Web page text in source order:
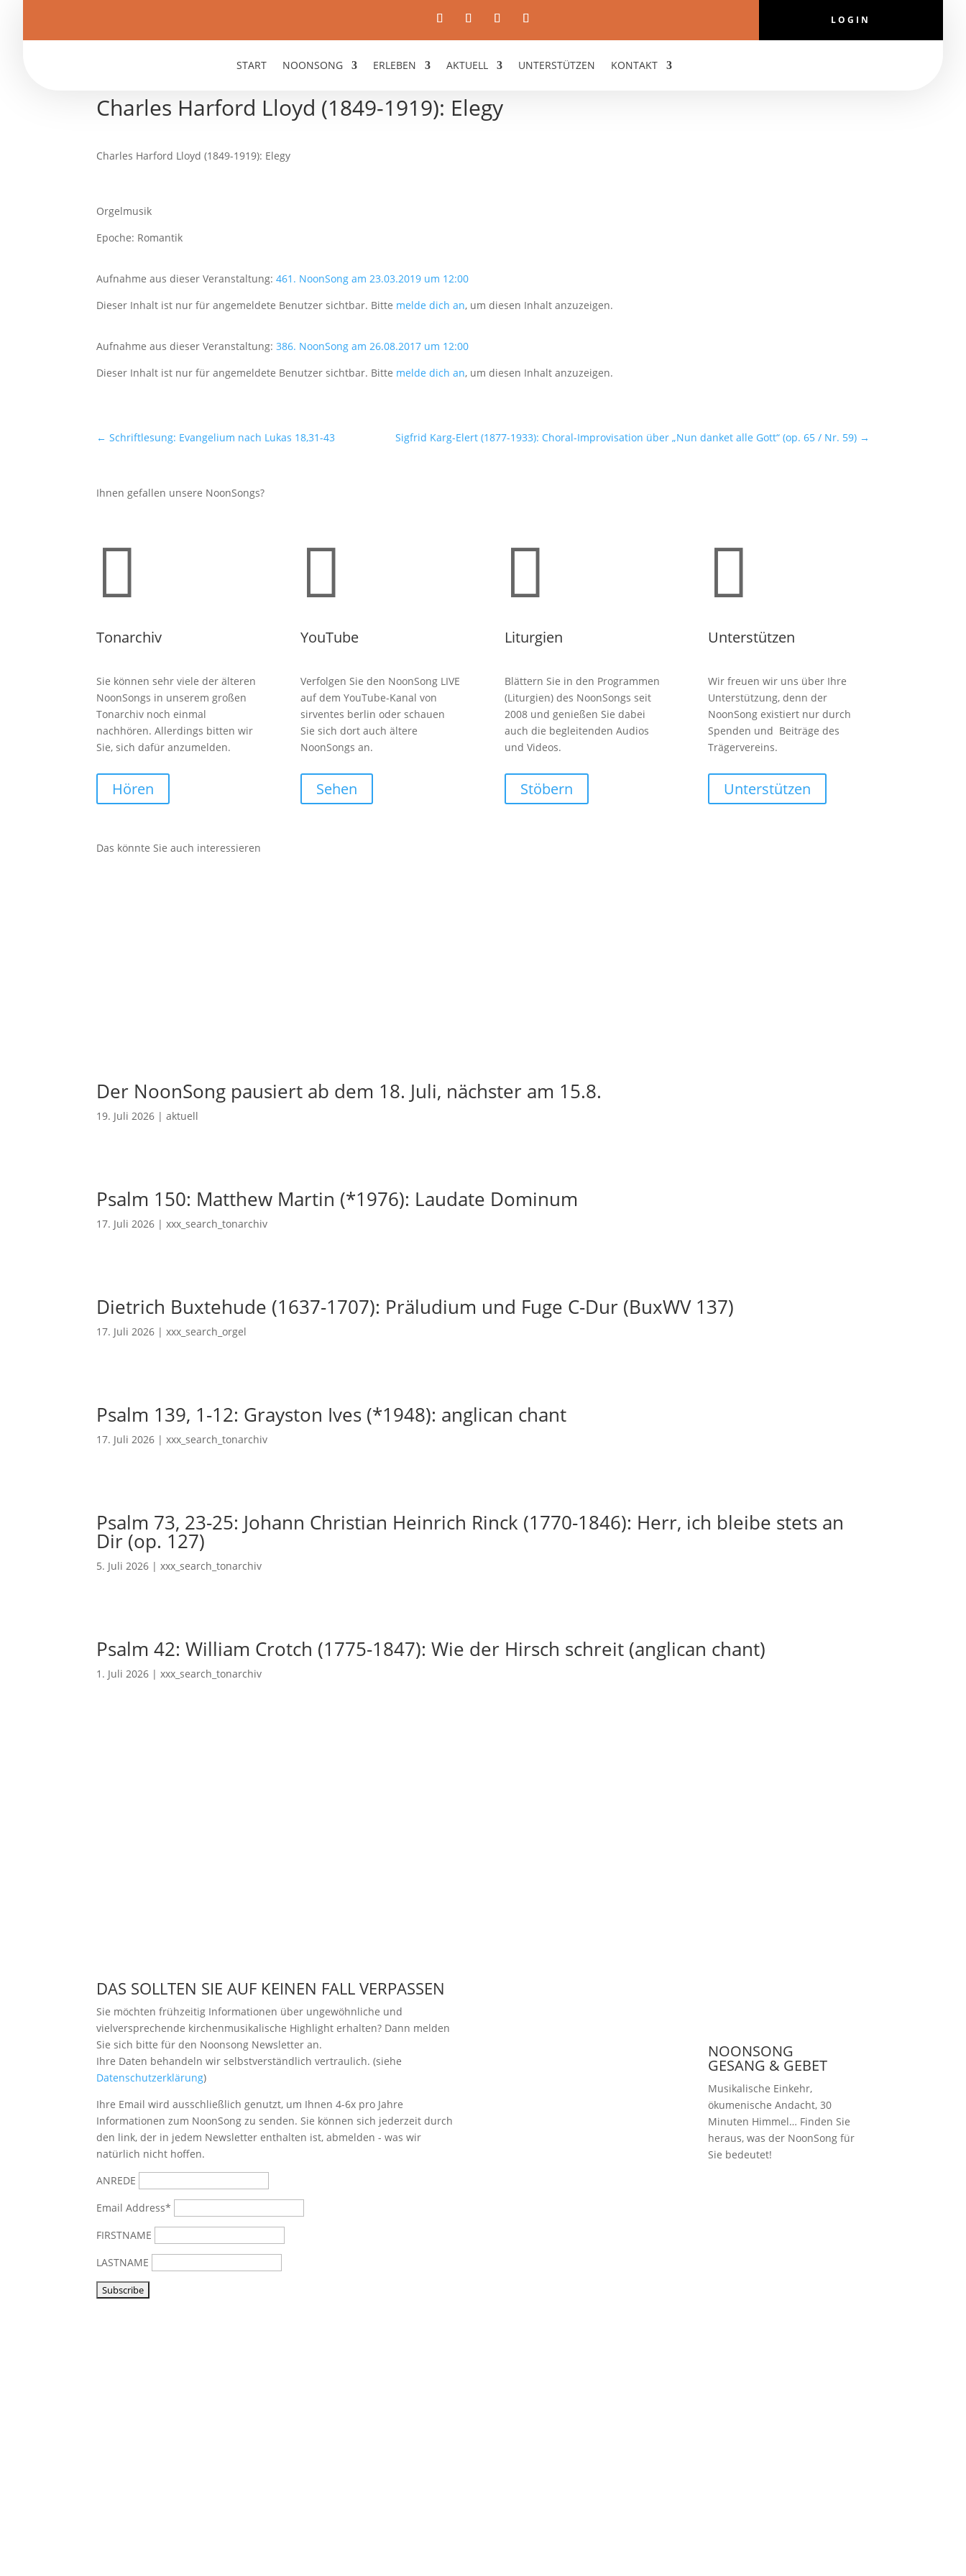
LOGIN
START NOONSONG ERLEBEN AKTUELL UNTERSTÜTZEN KONTAKT
Charles Harford Lloyd (1849-1919): Elegy
Charles Harford Lloyd (1849-1919): Elegy
Orgelmusik
Epoche: Romantik
Aufnahme aus dieser Veranstaltung:461. NoonSong am 23.03.2019 um 12:00
Dieser Inhalt ist nur für angemeldete Benutzer sichtbar. Bitte melde dich an, um diesen Inhalt anzuzeigen.
Aufnahme aus dieser Veranstaltung:386. NoonSong am 26.08.2017 um 12:00
Dieser Inhalt ist nur für angemeldete Benutzer sichtbar. Bitte melde dich an, um diesen Inhalt anzuzeigen.
←Schriftlesung: Evangelium nach Lukas 18,31-43 Sigfrid Karg-Elert (1877-1933): Choral-Improvisation über „Nun danket alle Gott“ (op. 65 / Nr. 59)→
Ihnen gefallen unsere NoonSongs?

Tonarchiv
Sie können sehr viele der älteren
NoonSongs in unserem großen
Tonarchiv noch einmal
nachhören. Allerdings bitten wir
Sie, sich dafür anzumelden.
Hören

YouTube
Verfolgen Sie den NoonSong LIVE
auf dem YouTube-Kanal von
sirventes berlin oder schauen
Sie sich dort auch ältere
NoonSongs an.
Sehen

Liturgien
Blättern Sie in den Programmen
(Liturgien) des NoonSongs seit
2008 und genießen Sie dabei
auch die begleitenden Audios
und Videos.
Stöbern

Unterstützen
Wir freuen wir uns über Ihre
Unterstützung, denn der
NoonSong existiert nur durch
Spenden und Beiträge des
Trägervereins.
Unterstützen
Das könnte Sie auch interessieren
Der NoonSong pausiert ab dem 18. Juli, nächster am 15.8.
19. Juli 2026 |aktuell
Psalm 150: Matthew Martin (*1976): Laudate Dominum
17. Juli 2026 |xxx_search_tonarchiv
Dietrich Buxtehude (1637-1707): Präludium und Fuge C-Dur (BuxWV 137)
17. Juli 2026 |xxx_search_orgel
Psalm 139, 1-12: Grayston Ives (*1948): anglican chant
17. Juli 2026 |xxx_search_tonarchiv
Psalm 73, 23-25: Johann Christian Heinrich Rinck (1770-1846): Herr, ich bleibe stets an
Dir (op. 127)
5. Juli 2026 |xxx_search_tonarchiv
Psalm 42: William Crotch (1775-1847): Wie der Hirsch schreit (anglican chant)
1. Juli 2026 |xxx_search_tonarchiv
DAS SOLLTEN SIE AUF KEINEN FALL VERPASSEN
Sie möchten frühzeitig Informationen über ungewöhnliche und
vielversprechende kirchenmusikalische Highlight erhalten? Dann melden
Sie sich bittefür den Noonsong Newsletter an.
Ihre Daten behandeln wir selbstverständlich vertraulich. (siehe
Datenschutzerklärung)
Ihre Email wird ausschließlich genutzt, um Ihnen 4-6x pro Jahre
Informationen zum NoonSong zu senden. Sie können sich jederzeit durch
den link, der in jedem Newsletter enthalten ist, abmelden - was wir
natürlich nicht hoffen.
ANREDE
Email Address*
FIRSTNAME
LASTNAME
NOONSONG
GESANG & GEBET
Musikalische Einkehr,
ökumenische Andacht, 30
Minuten Himmel… Finden Sie
heraus, was der NoonSong für
Sie bedeutet!